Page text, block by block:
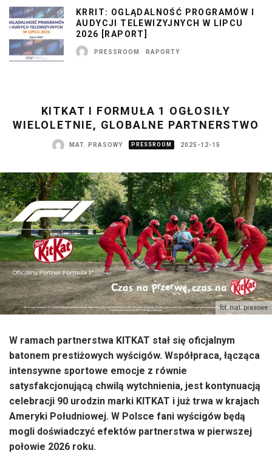
KRRIT: OGLĄDALNOŚĆ PROGRAMÓW I
AUDYCJI TELEWIZYJNYCH W LIPCU
2026 [RAPORT]
PRESSROOM RAPORTY
KITKAT I FORMUŁA 1 OGŁOSIŁY
WIELOLETNIE, GLOBALNE PARTNERSTWO
MAT. PRASOWY PRESSROOM 2025-12-15
fot. mat. prasowe
W ramach partnerstwa KITKAT stał się oficjalnym
batonem prestiżowych wyścigów. Współpraca, łącząca
intensywne sportowe emocje z równie
satysfakcjonującą chwilą wytchnienia, jest kontynuacją
celebracji 90 urodzin marki KITKAT i już trwa w krajach
Ameryki Południowej. W Polsce fani wyścigów będą
mogli doświadczyć efektów partnerstwa w pierwszej
połowie 2026 roku.